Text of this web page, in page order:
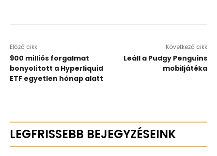
Előző cikk
900 milliós forgalmat
bonyolított a Hyperliquid
ETF egyetlen hónap alatt
Következő cikk
Leáll a Pudgy Penguins
mobiljátéka
LEGFRISSEBB BEJEGYZÉSEINK